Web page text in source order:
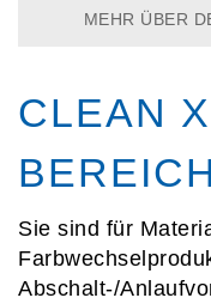
MEHR ÜBER
CLEAN
BEREICH
Sie sind für
Abschalt-/